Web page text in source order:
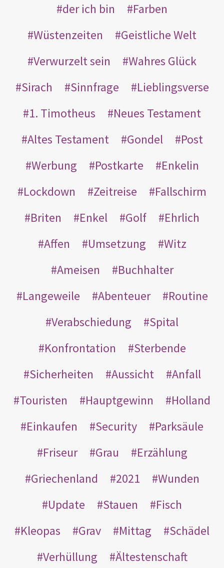
der ich bin
Farben
Wüstenzeiten
Geistliche Welt
Verwurzelt sein
Wahres Glück
Sirach
Sinnfrage
Lieblingsverse
1. Timotheus
Neues Testament
Altes Testament
Gondel
Post
Werbung
Postkarte
Enkelin
Lockdown
Zeitreise
Fallschirm
Briten
Enkel Golf
Ehrlich
Affen
Umsetzung
Witz
Ameisen
Buchhalter
Langeweile
Abenteuer
Routine
Verabschiedung
Spital
Konfrontation
Sterbende
Sicherheiten
Aussicht
Anfall
Touristen
Hauptgewinn
Holland
Einkaufen
Security
Parksäule
Friseur
Grau
Erzählung
Griechenland
2021
Wunden
Update
Stauen
Fisch
Kleopas
Grav Mittag
Schädel
Verhüllung
Ältestenschaft